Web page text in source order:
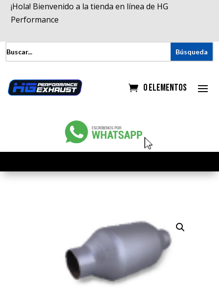
¡Hola! Bienvenido a la tienda en línea de HG
Performance
0 elementos